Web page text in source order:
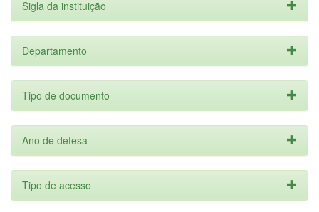
Sigla da instituição
Departamento
Tipo de documento
Ano de defesa
Tipo de acesso